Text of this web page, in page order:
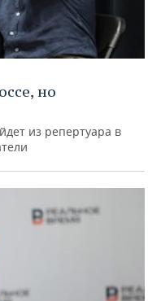
но
из репертуара в